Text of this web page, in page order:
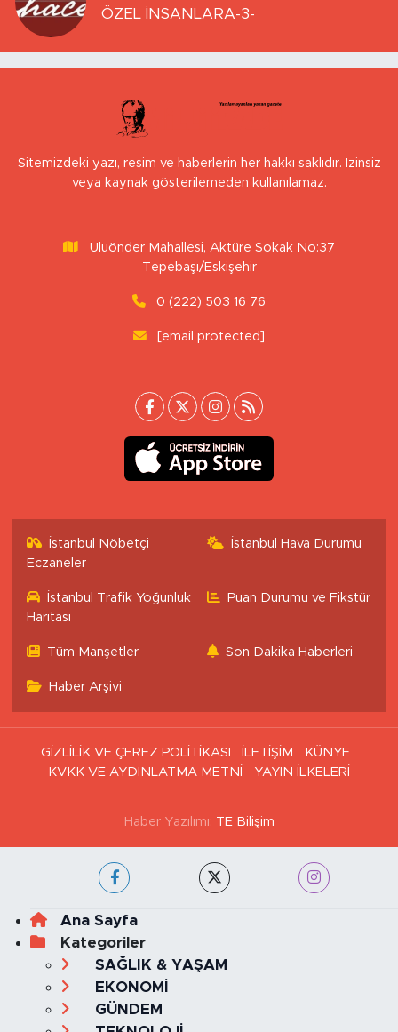
ÖZEL İNSANLARA-3-
Sitemizdeki yazı, resim ve haberlerin her hakkı saklıdır. İzinsiz
veya kaynak gösterilemeden kullanılamaz.
Uluönder Mahallesi, Aktüre Sokak No:37
Tepebaşı/Eskişehir
0 (222) 503 16 76
[email protected]
İstanbul Nöbetçi
Eczaneler
İstanbul Hava Durumu
İstanbul Trafik Yoğunluk
Haritası
Puan Durumu ve Fikstür
Tüm Manşetler Son Dakika Haberleri
Haber Arşivi
GİZLİLİK VE ÇEREZ POLİTİKASI İLETİŞİM
KÜNYE
KVKK VE AYDINLATMA METNİ
YAYIN İLKELERİ
Haber Yazılımı: TE Bilişim
Ana Sayfa
Kategoriler
SAĞLIK & YAŞAM
EKONOMİ
GÜNDEM